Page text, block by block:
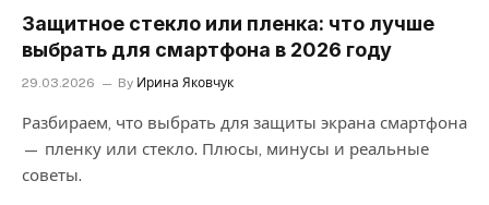
Защитное стекло или пленка: что лучше
выбрать для смартфона в 2026 году
29.03.2026 By Ирина Яковчук
Разбираем, что выбрать для защиты экрана смартфона
— пленку или стекло. Плюсы, минусы и реальные
советы.